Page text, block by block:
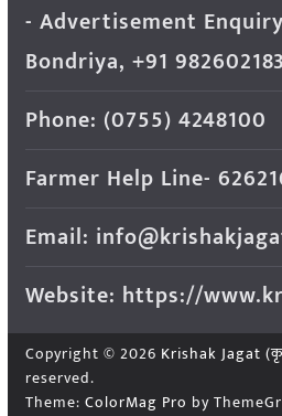
- Advertisement
Bondriya, +91
Phone: (0755) 4248100
Farmer Help Line-
Email:
Website: https://
Copyright © 2026 Krishak Jagat
reserved.
Theme: ColorMag Pro by